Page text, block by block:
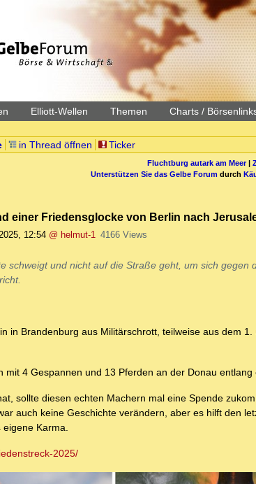
Elliott-Wellen Themen Charts /
in Thread öffnen Ticker
Fluchtburg autark am Meer|
Unterstützen Sie das Gelbe Forum durch
einer Friedensglocke von Berlin nach
12:54 @ helmut-1 4166 Views
schweigt und nicht auf die Straße geht, um sich
in Brandenburg aus Militärschrott, teilweise aus dem
mit 4 Gespannen und 13 Pferden an der Donau entlang
sollte diesen echten Machern mal eine Spende
auch keine Geschichte verändern, aber es hilft den
Karma.
2025/